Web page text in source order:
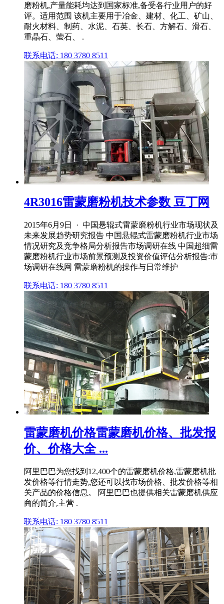
磨粉机,产量能耗均达到国家标准,备受各行业用户的好
评。适用范围 该机主要用于冶金、建材、化工、矿山、
耐火材料、制药、水泥、石英、长石、方解石、滑石、
重晶石、萤石、 .
联系电话: 180 3780 8511
4R3016雷蒙磨粉机技术参数 豆丁网
2015年6月9日 · 中国悬辊式雷蒙磨粉机行业市场现状及
未来发展趋势研究报告 中国悬辊式雷蒙磨粉机行业市场
情况研究及竞争格局分析报告市场调研在线 中国超细雷
蒙磨粉机行业市场前景预测及投资价值评估分析报告:市
场调研在线网 雷蒙磨粉机的操作与日常维护
联系电话: 180 3780 8511
雷蒙磨机价格雷蒙磨机价格、批发报
价、价格大全 ...
阿里巴巴为您找到12,400个的雷蒙磨机价格,雷蒙磨机批
发价格等行情走势,您还可以找市场价格、批发价格等相
关产品的价格信息。 阿里巴巴也提供相关雷蒙磨机供应
商的简介,主营 .
联系电话: 180 3780 8511